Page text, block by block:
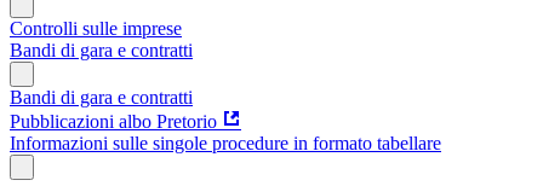
Controlli sulle imprese
Bandi di gara e contratti
Bandi di gara e contratti
Pubblicazioni albo Pretorio
Informazioni sulle singole procedure in formato tabellare